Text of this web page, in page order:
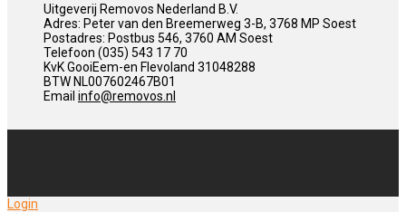
Uitgeverij Removos Nederland B.V.
Adres: Peter van den Breemerweg 3-B, 3768 MP Soest
Postadres: Postbus 546, 3760 AM Soest
Telefoon (035) 543 17 70
KvK GooiEem-en Flevoland 31048288
BTW NL007602467B01
Email info@removos.nl
Login